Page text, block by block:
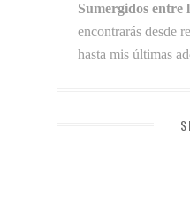
Sumergidos entre
encontrarás desde
hasta mis últimas